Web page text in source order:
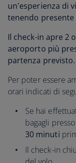
un'esperienza di
tenendo
Il check-in apre 2
aeroporto più
partenza previsto.
Per poter essere
orari indicati di
Se hai
bagagli
30 minuti
Il check-in